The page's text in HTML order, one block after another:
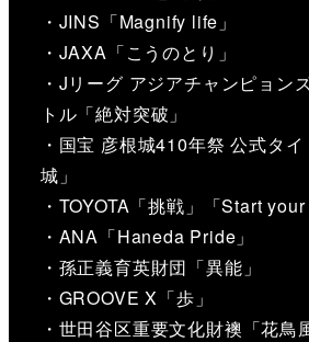
・JINS「Magnify life」
・JAXA「こうのとり」
・Jリーグ アジアチャンピョン
トル「絶対突破」
・国宝 彦根城410年祭 公式タ
城」
・TOYOTA「挑戦」「Start
・ANA「Haneda Pride」
・孫正義育英財団「異能」
・GROOVE X「歩」
・世田谷区重要文化財襖「花鳥